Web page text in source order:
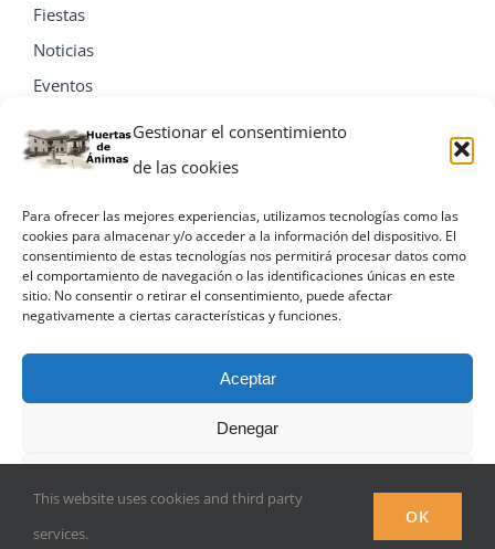
Gestionar el consentimiento
de las cookies
Para ofrecer las mejores experiencias, utilizamos tecnologías como las
cookies para almacenar y/o acceder a la información del dispositivo. El
consentimiento de estas tecnologías nos permitirá procesar datos como
el comportamiento de navegación o las identificaciones únicas en este
sitio. No consentir o retirar el consentimiento, puede afectar
negativamente a ciertas características y funciones.
Aceptar
Denegar
Fiestas
Noticias
Eventos
Facebook
This website uses cookies and third party
services.
OK